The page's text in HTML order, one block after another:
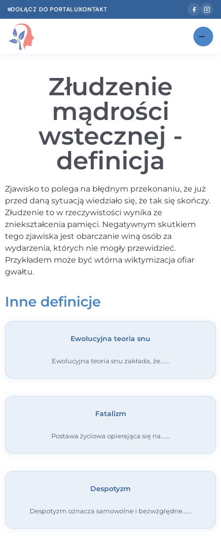
DOŁĄCZ DO PORTALUKONTAKT
Według specjalizacji
Psycholog w Twoim języku
Diagnozy psychologiczne
Dawka wiedzy
Dla specjalistów
Kontakt
Złudzenie
mądrości
wstecznej -
definicja
Zjawisko to polega na błędnym przekonaniu, że już
przed daną sytuacją wiedziało się, że tak się skończy.
Złudzenie to w rzeczywistości wynika ze
zniekształcenia pamięci. Negatywnym skutkiem
tego zjawiska jest obarczanie winą osób za
wydarzenia, których nie mogły przewidzieć.
Przykładem może być wtórna wiktymizacja ofiar
gwałtu.
Inne definicje
Ewolucyjna teoria snu
Ewolucyjna teoria snu zakłada, że...
Fatalizm
Postawa życiowa opierająca się na...
Despotyzm
Despotyzm oznacza samowolne i bezwzględne...